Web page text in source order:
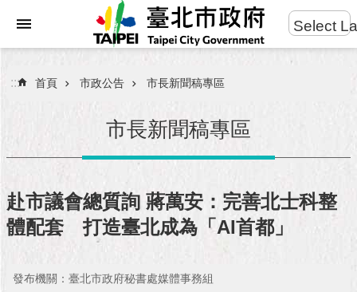
進
搜
民
服
務
府
Select
::: 首頁 市政公告 市長新聞稿專區
市長新聞稿專區
赴市議會總質詢 蔣萬安：完善北士科整
體配套 打造臺北成為「AI首都」
發布機關：臺北市政府秘書處媒體事務組